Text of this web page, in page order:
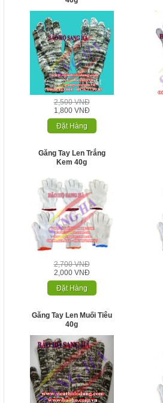
2,500 VNĐ
1,800 VNĐ
Đặt Hàng
Găng Tay Len Trắng
Kem 40g
2,700 VNĐ
2,000 VNĐ
Đặt Hàng
Găng Tay Len Muối Tiêu
40g